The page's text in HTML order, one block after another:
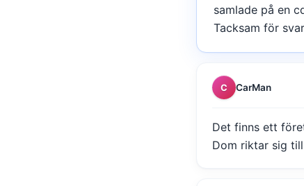
samlade på en
Tacksam för svar
C CarMan
Det finns ett
Dom riktar sig